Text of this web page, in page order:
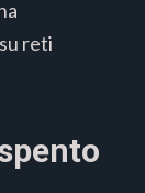
reti